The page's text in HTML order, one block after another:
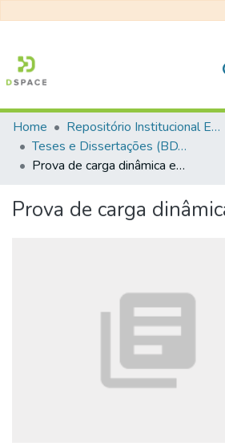
Communities & Collections
All of DSpace
Statistics
Home
Repositório Institucional EESC
Teses e Dissertações (BDTD USP)
Prova de carga dinâmica em placa
Prova de carga